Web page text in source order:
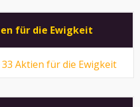
für die Ewigkeit
33 Aktien für die Ewigkeit